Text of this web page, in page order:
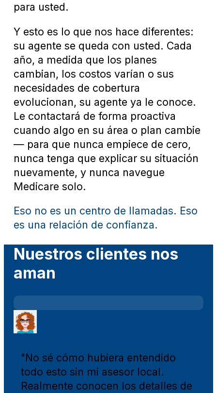
para usted.
Y esto es lo que nos hace diferentes:
su agente se queda con usted. Cada
año, a medida que los planes
cambian, los costos varían o sus
necesidades de cobertura
evolucionan, su agente ya le conoce.
Le contactará de forma proactiva
cuando algo en su área o plan cambie
— para que nunca empiece de cero,
nunca tenga que explicar su situación
nuevamente, y nunca navegue
Medicare solo.
Eso no es un centro de llamadas. Eso
es una relación de confianza.
Nuestros clientes nos
aman
"No sé cómo hubiera entendido
todo esto sin mi asesor local.
Realmente conocen los detalles de